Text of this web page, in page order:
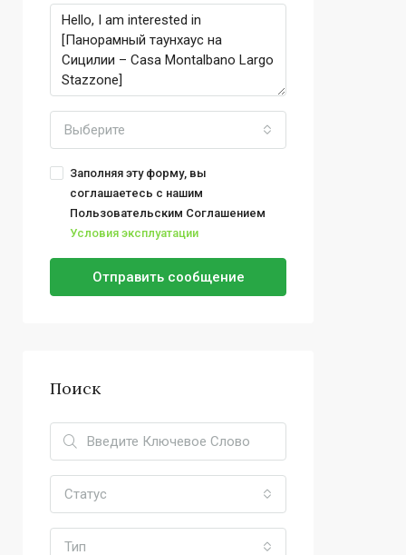
Выберите
Заполняя эту форму, вы
соглашаетесь с нашим
Пользовательским Соглашением
Условия эксплуатации
Отправить сообщение
Поиск
Статус
Тип